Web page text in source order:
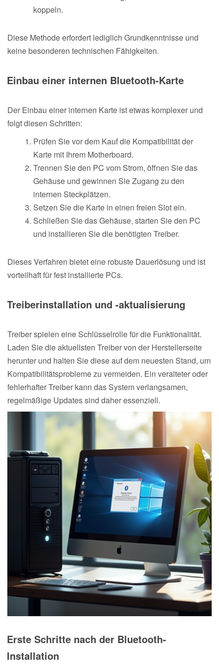
koppeln.
Diese Methode erfordert lediglich Grundkenntnisse und
keine besonderen technischen Fähigkeiten.
Einbau einer internen Bluetooth-Karte
Der Einbau einer internen Karte ist etwas komplexer und
folgt diesen Schritten:
Prüfen Sie vor dem Kauf die Kompatibilität der
Karte mit Ihrem Motherboard.
Trennen Sie den PC vom Strom, öffnen Sie das
Gehäuse und gewinnen Sie Zugang zu den
internen Steckplätzen.
Setzen Sie die Karte in einen freien Slot ein.
Schließen Sie das Gehäuse, starten Sie den PC
und installieren Sie die benötigten Treiber.
Dieses Verfahren bietet eine robuste Dauerlösung und ist
vorteilhaft für fest installierte PCs.
Treiberinstallation und -aktualisierung
Treiber spielen eine Schlüsselrolle für die Funktionalität.
Laden Sie die aktuellsten Treiber von der Herstellerseite
herunter und halten Sie diese auf dem neuesten Stand, um
Kompatibilitätsprobleme zu vermeiden. Ein veralteter oder
fehlerhafter Treiber kann das System verlangsamen,
regelmäßige Updates sind daher essenziell.
Erste Schritte nach der Bluetooth-
Installation